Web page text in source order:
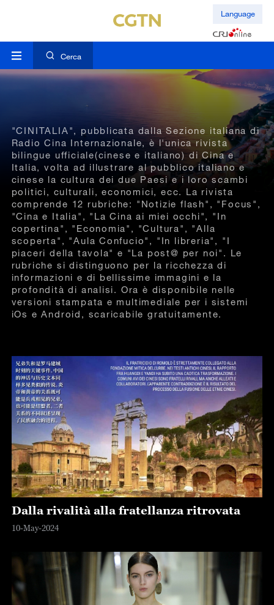
Language
Cerca
"CINITALIA", pubblicata dalla Sezione italiana di
Radio Cina Internazionale, è l'unica rivista
bilingue ufficiale(cinese e italiano) di Cina e
Italia, volta ad illustrare al pubblico italiano e
cinese la cultura dei due Paesi e i loro scambi
politici, culturali, economici, ecc. La rivista
comprende 12 rubriche: "Notizie flash", "Focus",
"Cina e Italia", "La Cina ai miei occhi", "In
copertina", "Economia", "Cultura", "Alla
scoperta", "Aula Confucio", "In libreria", "I
piaceri della tavola" e "La post@ per noi". Le
rubriche si distinguono per la ricchezza di
informazioni e di bellissime immagini e la
profondità di analisi. Ora è disponibile nelle
versioni stampata e multimediale per i sistemi
iOs e Android, scaricabile gratuitamente.
Dalla rivalità alla fratellanza ritrovata
10-May-2024